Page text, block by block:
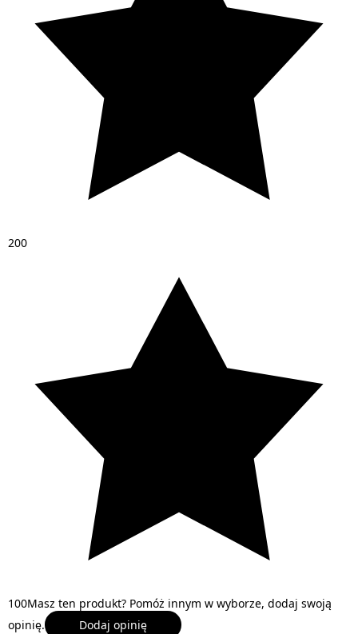
200
100Masz ten produkt? Pomóż innym w wyborze, dodaj swoją
opinię.
Dodaj opinię